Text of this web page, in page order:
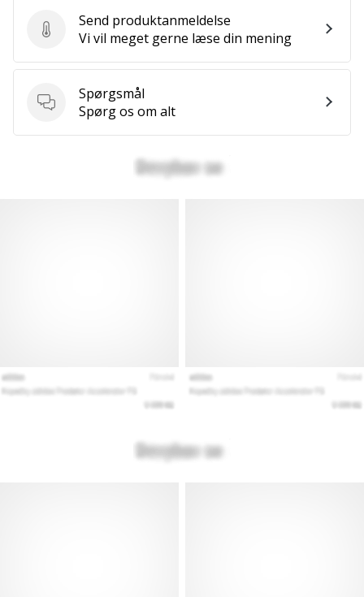
Send produktanmeldelse
Send produktanmeldelse
Vi vil meget gerne læse din mening
Spørgsmål
Spørgsmål
Spørg os om alt